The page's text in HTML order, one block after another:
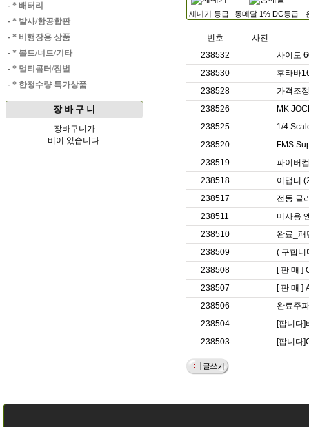
· * 배터리
· * 발사/항공합판
· * 비행장용 상품
· * 볼트/너트/기타
· * 멀티콥터/짐벌
· * 한정수량 특가상품
장 바 구 니
장바구니가
비어 있습니다.
새내기 등급 동메달 1% DC등급
번호
사진
238532
사이토
238530
후타바
238528
가격조
238526
MK
238525
1/4
238520
FMS
238519
파이버
238518
어댑터
238517
전동 글
238511
미사용
238510
완료_패
238509
( 구합니
238508
[ 판 매 ]
238507
[ 판 매 ]
238506
완료주
238504
[팝니다]
238503
[팝니다